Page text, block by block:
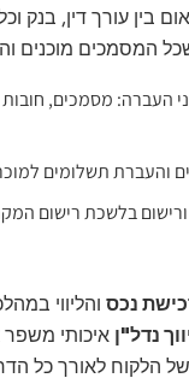
בין עורך דין, בנק
המסמכים מוכנים
העברה: מסמכים, חובות
והעברת תשלומים
ורישום בלשכת רישום
נכס והליווי
נדל"ן איכותי
הלקוח לאורך כל